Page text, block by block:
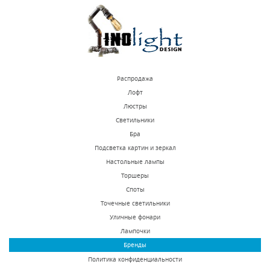
Распродажа
Лофт
Люстры
Светильники
Бра
Подсветка картин и зеркал
Настольные лампы
Торшеры
Споты
Точечные светильники
Уличные фонари
Лампочки
Бренды
Политика конфиденциальности